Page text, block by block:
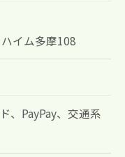
イム多摩108
、PayPay、交通系